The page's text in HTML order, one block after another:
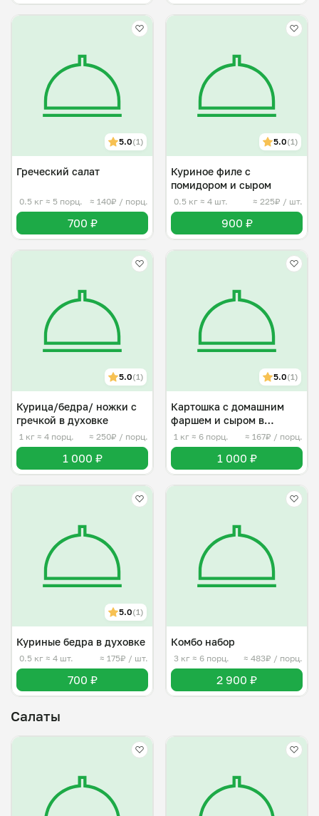
5.0(1)
Греческий салат
0.5 кг ≈ 5 порц. ≈ 140₽ / порц.
700 ₽
5.0(1)
Куриное филе с
помидором и сыром
0.5 кг ≈ 4 шт. ≈ 225₽ / шт.
900 ₽
5.0(1)
Курица/бедра/ ножки с
гречкой в духовке
1 кг ≈ 4 порц. ≈ 250₽ / порц.
1 000 ₽
5.0(1)
Картошка с домашним
фаршем и сыром в
духовке
1 кг ≈ 6 порц. ≈ 167₽ / порц.
1 000 ₽
5.0(1)
Куриные бедра в духовке
0.5 кг ≈ 4 шт. ≈ 175₽ / шт.
700 ₽
Комбо набор
3 кг ≈ 6 порц. ≈ 483₽ / порц.
2 900 ₽
Салаты